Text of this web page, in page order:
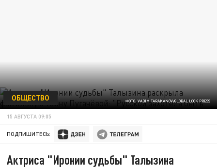
ФОТО: VADIM TARAKANOV/GLOBAL LOOK PRESS
ОБЩЕСТВО
15 АВГУСТА 09:05
ПОДПИШИТЕСЬ:
Актриса "Иронии судьбы" Талызина